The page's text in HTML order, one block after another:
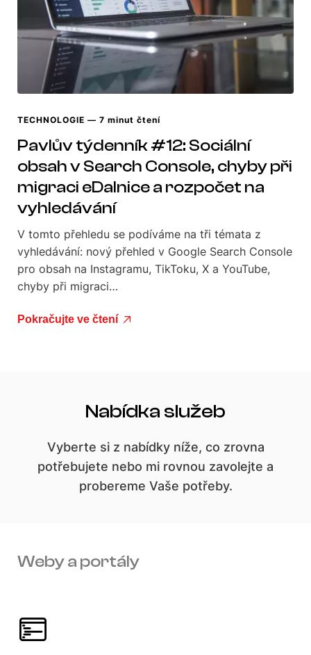
TECHNOLOGIE — 7 minut čtení
Pavlův týdenník #12: Sociální
obsah v Search Console, chyby při
migraci eDalnice a rozpočet na
vyhledávání
V tomto přehledu se podíváme na tři témata z
vyhledávání: nový přehled v Google Search Console
pro obsah na Instagramu, TikToku, X a YouTube,
chyby při migraci…
Pokračujte ve čtení
Nabídka služeb
Vyberte si z nabídky níže, co zrovna
potřebujete nebo mi rovnou zavolejte a
probereme Vaše potřeby.
Weby a portály